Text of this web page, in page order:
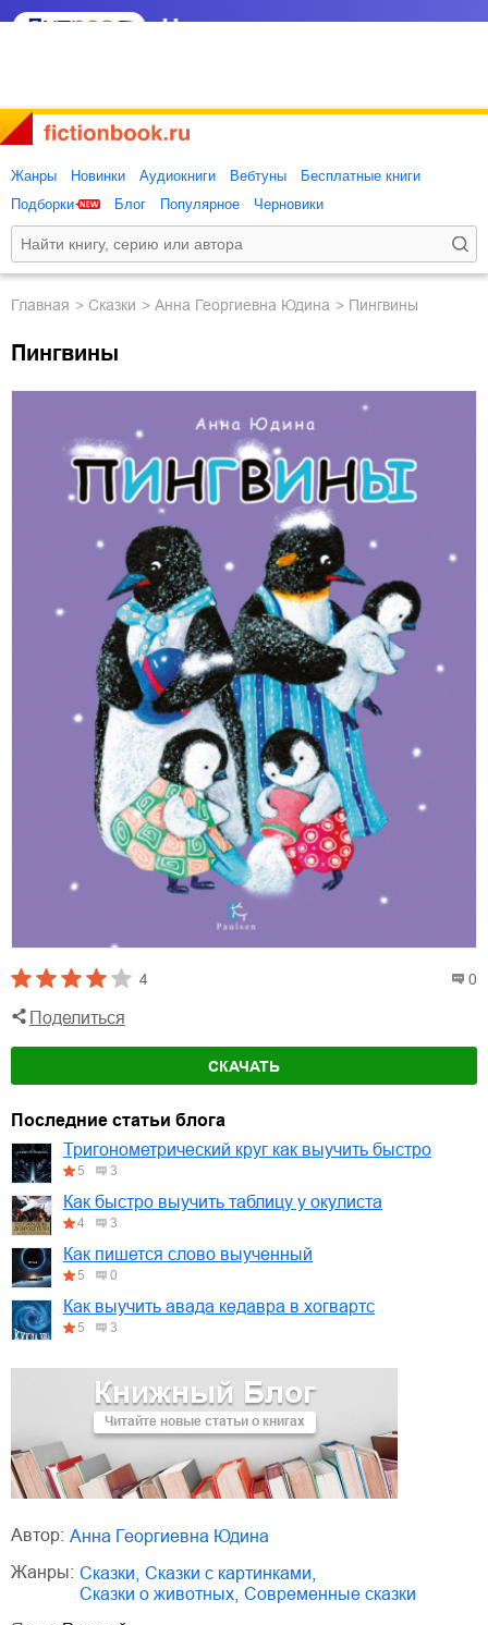
Жанры Новинки Аудиокниги Вебтуны
Бесплатные книги
Подборки
Блог Популярное Черновики
Главная сказки Анна Георгиевна Юдина Пингвины
Пингвины
4 0
Поделиться
СКАЧАТЬ
Книжный Блог
Читайте новые статьи о книгах
Последние статьи блога
Тригонометрический круг как выучить быстро
5 3
Как быстро выучить таблицу у окулиста
4 3
Как пишется слово выученный
5 0
Как выучить авада кедавра в хогвартс
5 3
Автор:
Анна Георгиевна Юдина
Жанры:
сказки сказки с картинками
сказки о животных
современные сказки